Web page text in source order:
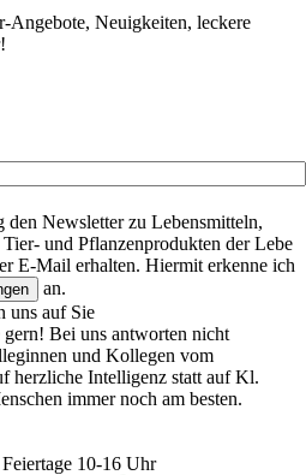
Angebote, Neuigkeiten, leckere
den Newsletter zu Lebensmitteln,
und Pflanzenprodukten der Lebe
E-Mail erhalten. Hiermit erkenne ich
an.
uns auf Sie
Bei uns antworten nicht
und Kollegen vom
herzliche Intelligenz statt auf Kl.
immer noch am besten.
10-16 Uhr